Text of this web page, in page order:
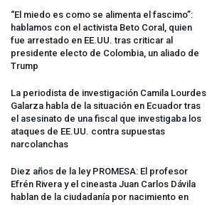
“El miedo es como se alimenta el fascimo”:
hablamos con el activista Beto Coral, quien
fue arrestado en EE.UU. tras criticar al
presidente electo de Colombia, un aliado de
Trump
La periodista de investigación Camila Lourdes
Galarza habla de la situación en Ecuador tras
el asesinato de una fiscal que investigaba los
ataques de EE.UU. contra supuestas
narcolanchas
Diez años de la ley PROMESA: El profesor
Efrén Rivera y el cineasta Juan Carlos Dávila
hablan de la ciudadanía por nacimiento en